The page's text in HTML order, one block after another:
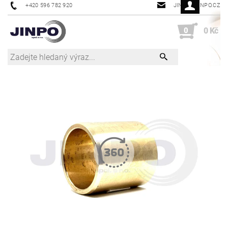
+420 596 782 920 JINPO@JINPO.CZ
0 0 Kč